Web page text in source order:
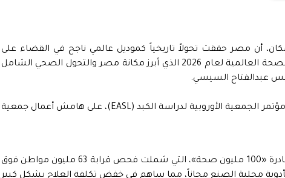
أن مصر حققت تحولاً تاريخياً كموديل عالمي ناجح في القضاء على
الالتهاب الكبدي سي، مشيداً بتقرير منظمة الصحة العالمية لعام 2026 الذي أبرز مكانة مصر والتحول الصحي الشامل
عبدالفتاح السيسي.
جاء ذلك خلال كلمة الوزير في افتتاح فعاليات مؤتمر الجمعية الأوروبية لدراسة الكبد (EASL)، على هامش أعمال جمعية
واستعرض الدكتور خالد عبدالغفار، إنجازات مبادرة «100 مليون صحة»، التي شملت فحص قرابة 63 مليون مواطن فوق
من 4 ملايين مريض بأدوية محلية الصنع مجاناً، مما ساهم في خفض تكلفة العلاج بشكل كبير